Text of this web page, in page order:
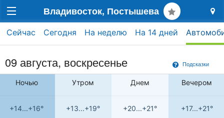
Владивосток, Постышева
Сейчас Сегодня На неделю На 14 дней
Подсказки
09 августа, воскресенье
Ночью Утром Днем Вечером
+14...+16° +13...+19° +20...+21° +17...+21°